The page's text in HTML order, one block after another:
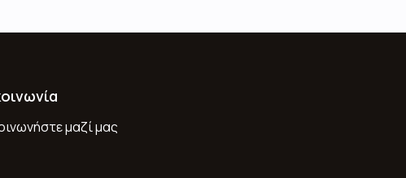
μαζί μας